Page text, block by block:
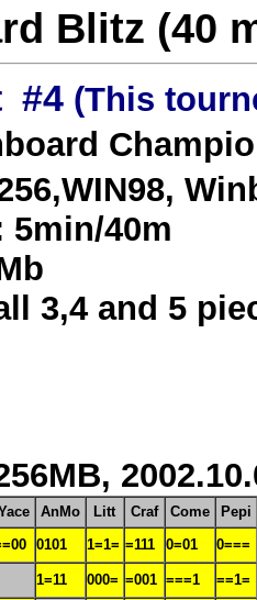
Blitz (40
#4 (This
40m
3,4 and 5
AnMo Litt Craf Come
Pepi
0101 1=1= =111 0=01 0===
1=11 000= =001 ===1 ==1=